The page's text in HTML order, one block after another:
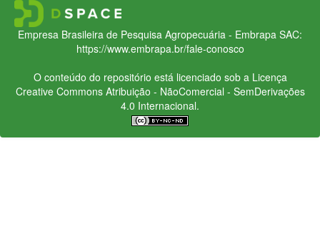
Empresa Brasileira de Pesquisa Agropecuária - Embrapa SAC:
https://www.embrapa.br/fale-conosco
O conteúdo do repositório está licenciado sob a Licença
Creative CommonsAtribuição - NãoComercial - SemDerivações
4.0 Internacional.